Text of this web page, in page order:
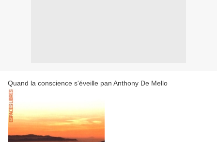
Quand la conscience s'éveille pan Anthony De Mello